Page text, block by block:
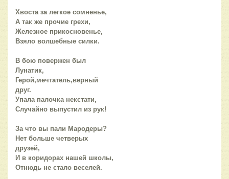
Хвоста за легкое сомненье,
А так же прочие грехи,
Железное прикосновенье,
Взяло волшебные силки.
В бою повержен был
Лунатик,
Герой,мечтатель,верный
друг.
Упала палочка некстати,
Случайно выпустил из рук!
За что вы пали Мародеры?
Нет больше четверых
друзей,
И в коридорах нашей школы,
Отнюдь не стало веселей.